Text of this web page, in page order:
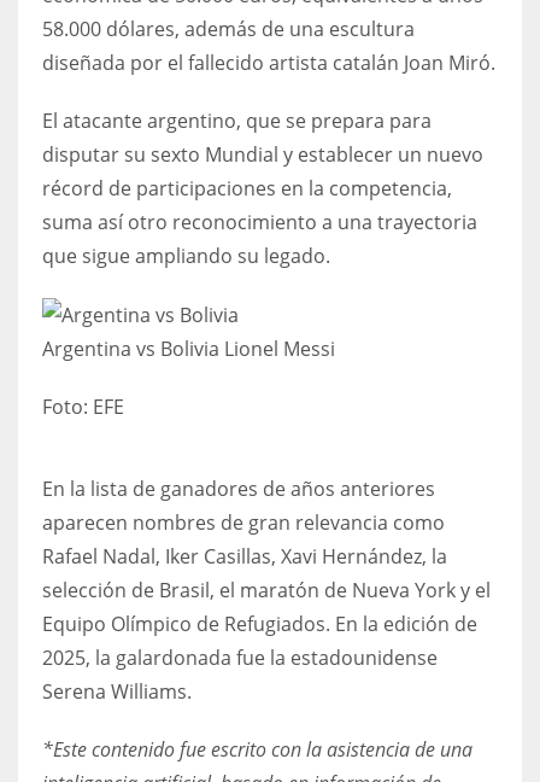
58.000 dólares, además de una escultura
diseñada por el fallecido artista catalán Joan Miró.
El atacante argentino, que se prepara para
disputar su sexto Mundial y establecer un nuevo
récord de participaciones en la competencia,
suma así otro reconocimiento a una trayectoria
que sigue ampliando su legado.
Argentina vs Bolivia Lionel Messi
Foto: EFE
En la lista de ganadores de años anteriores
aparecen nombres de gran relevancia como
Rafael Nadal, Iker Casillas, Xavi Hernández, la
selección de Brasil, el maratón de Nueva York y el
Equipo Olímpico de Refugiados. En la edición de
2025, la galardonada fue la estadounidense
Serena Williams.
*Este contenido fue escrito con la asistencia de una